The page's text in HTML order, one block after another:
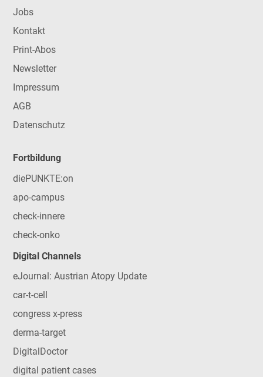
Jobs
Kontakt
Print-Abos
Newsletter
Impressum
AGB
Datenschutz
Fortbildung
diePUNKTE:on
apo-campus
check-innere
check-onko
Digital Channels
eJournal: Austrian Atopy Update
car-t-cell
congress x-press
derma-target
DigitalDoctor
digital patient cases